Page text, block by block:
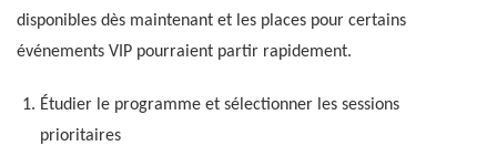
disponibles dès maintenant et les places pour certains
événements VIP pourraient partir rapidement.
Étudier le programme et sélectionner les sessions
prioritaires